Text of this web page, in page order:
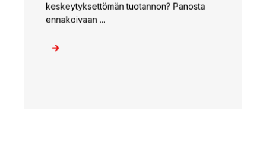
keskeytyksettömän tuotannon? Panosta
ennakoivaan ...